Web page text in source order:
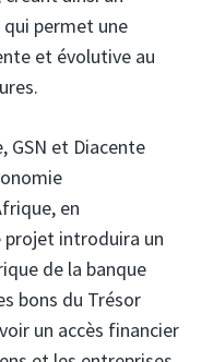
permet une
et évolutive au
GSN et Diacente
en
projet introduira un
de la banque
bons du Trésor
un accès financier